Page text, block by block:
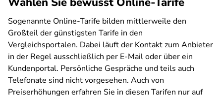
Sogenannte Online-Tarife bilden mittlerweile den
Großteil der günstigsten Tarife in den
Vergleichsportalen. Dabei läuft der Kontakt zum Anbieter
in der Regel ausschließlich per E-Mail oder über ein
Kundenportal. Persönliche Gespräche und teils auch
Telefonate sind nicht vorgesehen. Auch von
Preiserhöhungen erfahren Sie in diesen Tarifen nur auf